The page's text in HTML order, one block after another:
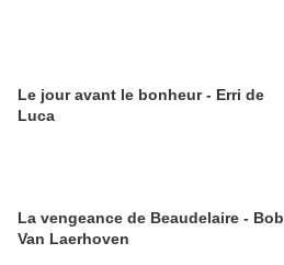
Le jour avant le bonheur - Erri de
Luca
La vengeance de Beaudelaire - Bob
Van Laerhoven